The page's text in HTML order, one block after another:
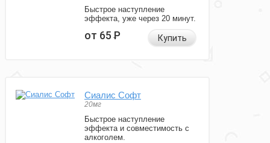
Быстрое наступление
эффекта, уже через 20 минут.
от 65Р Купить
Сиалис Софт
20мг
Быстрое наступление
эффекта и совместимость с
алкоголем.